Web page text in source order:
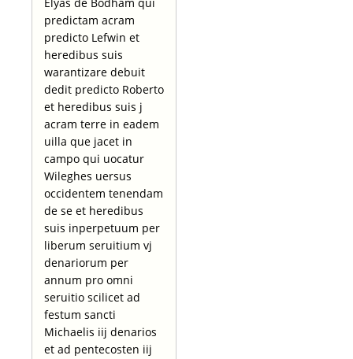
predictam acram
predicto Lefwin et
heredibus suis
warantizare debuit
dedit predicto Roberto
et heredibus suis j
acram terre in eadem
uilla que jacet in
campo qui uocatur
Wileghes uersus
occidentem tenendam
de se et heredibus
suis inperpetuum per
liberum seruitium vj
denariorum per
annum pro omni
seruitio scilicet ad
festum sancti
Michaelis iij denarios
et ad pentecosten iij